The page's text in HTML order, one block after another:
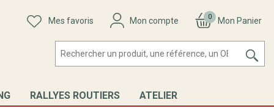
Mes favoris Mon compte 0 Mon Panier
RALLYES ROUTIERS ATELIER